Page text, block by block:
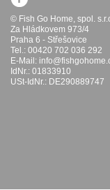
© Fish Go Home, spol.
Za Hládkovem 973/4
Praha 6 - Střešovice
Tel.: 00420 702 036 292
E-Mail:
IdNr.: 01833910
USt-IdNr.: DE290889747